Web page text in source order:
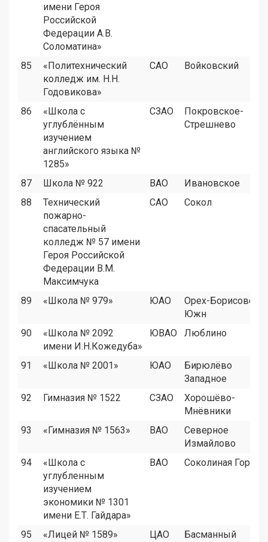
имени Героя
Российской
Федерации А.В.
Соломатина»
85
«Политехнический
колледж им. Н.Н.
Годовикова»
САО Войковский
86
«Школа с
углублённым
изучением
английского языка №
1285»
СЗАО
Покровское-
Стрешнево
87 Школа № 922 ВАО
Ивановское
88
Технический
пожарно-
спасательный
колледж № 57 имени
Героя Российской
Федерации В.М.
Максимчука
САО Сокол
89 «Школа № 979» ЮАО
Орех-Борисово
Южн
90
«Школа № 2092
имени И.Н.Кожедуба»
ЮВАО Люблино
91 «Школа № 2001» ЮАО
Бирюлёво
Западное
92
Гимназия № 1522 СЗАО
Хорошёво-
Мнёвники
93
«Гимназия № 1563» ВАО
Северное
Измайлово
94
«Школа с
углубленным
изучением
экономики № 1301
имени Е.Т. Гайдара»
ВАО Соколиная Гора
95
«Лицей № 1589»
ЦАО Басманный